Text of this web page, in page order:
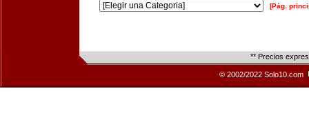
[Pág.
** Precios
© 2002/2022 Solo10.com